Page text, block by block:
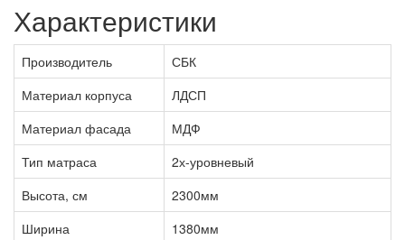
Характеристики
Производитель
СБК
Материал корпуса
ЛДСП
Материал фасада
МДФ
Тип матраса
2­х-уров­не­вый
Высота, см
2300мм
Ширина
1380мм